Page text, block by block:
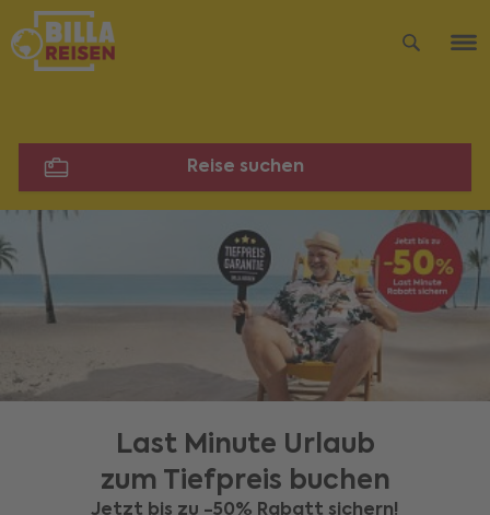
Reise suchen
Last Minute Urlaub
zum Tiefpreis buchen
Jetzt bis zu -50% Rabatt sichern!